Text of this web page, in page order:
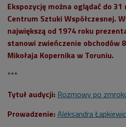
Ekspozycję można oglądać do
Centrum Sztuki Współczesnej.
największą od 1974 roku
stanowi zwieńczenie obchodów
Mikołaja Kopernika w Toruniu.
***
Tytuł audycji: Rozmowy po
Prowadzenie: Aleksandra